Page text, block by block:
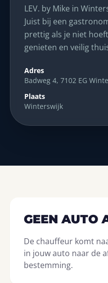
LEV. by Mike in
Juist bij een
prettig als je niet
genieten en veilig
Adres
Badweg 4, 7102 EG
Plaats
Winterswijk
GEEN AUTO
De chauffeur komt
in jouw auto naar de
bestemming.